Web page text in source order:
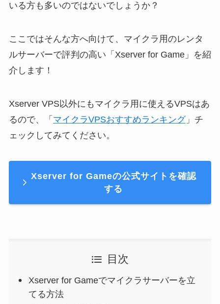
いる方も多いのではないでしょうか？
ここではそんな方へ向けて、マイクラ用のレンタ
ルサーバーで評判の高い「Xserver for Game」を紹
介します！
Xserver VPS以外にもマイクラ用に使えるVPSはあ
るので、「 マイクラVPSおすすめランキング」チ
ェックしてみてください。
Xserver for Gameの公式サイトを確認
する
目次
Xserver for Gameでマイクラサーバーを立
てる方法